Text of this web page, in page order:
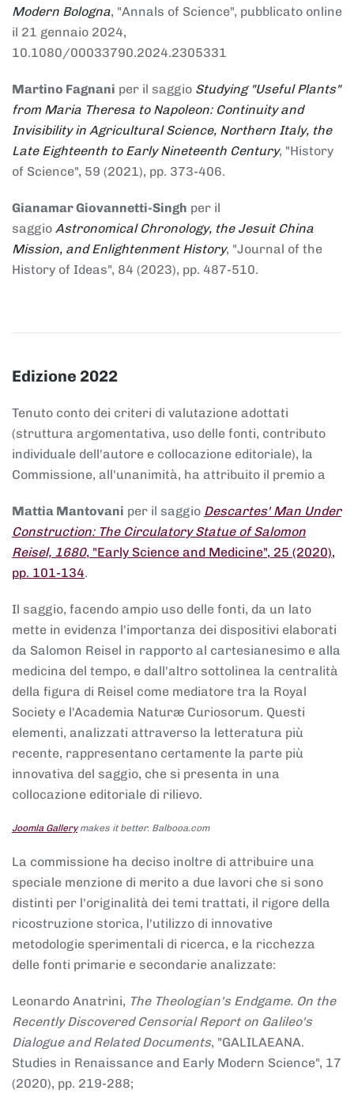
Modern Bologna, "Annals of Science", pubblicato online
il 21 gennaio 2024,
10.1080/00033790.2024.2305331
Martino Fagnani per il saggio Studying "Useful Plants"
from Maria Theresa to Napoleon: Continuity and
Invisibility in Agricultural Science, Northern Italy, the
Late Eighteenth to Early Nineteenth Century, "History
of Science", 59 (2021), pp. 373-406.
Gianamar Giovannetti-Singh per il
saggio Astronomical Chronology, the Jesuit China
Mission, and Enlightenment History, "Journal of the
History of Ideas", 84 (2023), pp. 487-510.
Edizione 2022
Tenuto conto dei criteri di valutazione adottati
(struttura argomentativa, uso delle fonti, contributo
individuale dell'autore e collocazione editoriale), la
Commissione, all'unanimità, ha attribuito il premio a
Mattia Mantovani per il saggio Descartes' Man Under
Construction: The Circulatory Statue of Salomon
Reisel, 1680, "Early Science and Medicine", 25 (2020),
pp. 101-134.
Il saggio, facendo ampio uso delle fonti, da un lato
mette in evidenza l'importanza dei dispositivi elaborati
da Salomon Reisel in rapporto al cartesianesimo e alla
medicina del tempo, e dall'altro sottolinea la centralità
della figura di Reisel come mediatore tra la Royal
Society e l'Academia Naturæ Curiosorum. Questi
elementi, analizzati attraverso la letteratura più
recente, rappresentano certamente la parte più
innovativa del saggio, che si presenta in una
collocazione editoriale di rilievo.
Joomla Gallerymakes it better. Balbooa.com
La commissione ha deciso inoltre di attribuire una
speciale menzione di merito a due lavori che si sono
distinti per l'originalità dei temi trattati, il rigore della
ricostruzione storica, l'utilizzo di innovative
metodologie sperimentali di ricerca, e la ricchezza
delle fonti primarie e secondarie analizzate:
Leonardo Anatrini, The Theologian's Endgame. On the
Recently Discovered Censorial Report on Galileo's
Dialogue and Related Documents, "GALILAEANA.
Studies in Renaissance and Early Modern Science", 17
(2020), pp. 219-288;